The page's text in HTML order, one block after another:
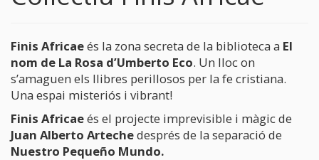
Finis Africaeés la zona secreta de la biblioteca a El
nom de La Rosa d’Umberto Eco. Un lloc on
s’amaguen els llibres perillosos per la fe cristiana.
Una espai misteriós i vibrant!
Finis Africaeés el projecte imprevisible i màgic de
Juan Alberto Artechedesprés de la separació de
Nuestro Pequeño Mundo.